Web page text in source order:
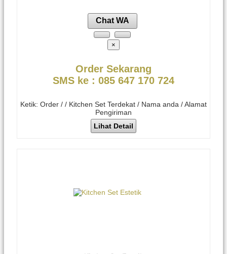
Chat WA
×
Order Sekarang
SMS ke : 085 647 170 724
Ketik: Order / / Kitchen Set Terdekat / Nama anda / Alamat
Pengiriman
Lihat Detail